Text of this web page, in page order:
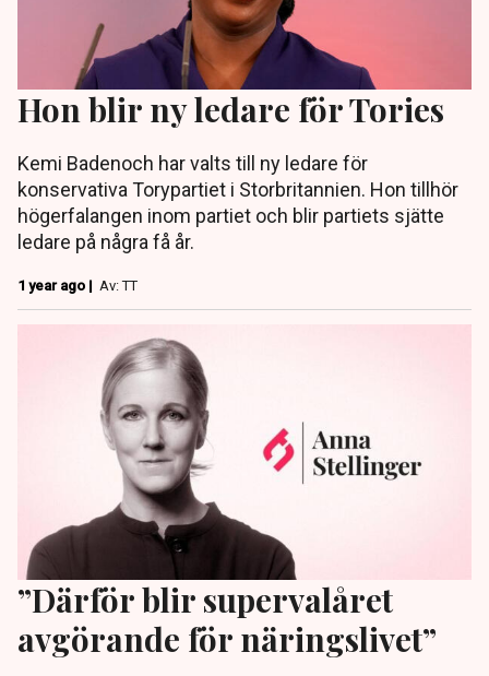
Hon blir ny ledare för Tories
Kemi Badenoch har valts till ny ledare för
konservativa Torypartiet i Storbritannien. Hon tillhör
högerfalangen inom partiet och blir partiets sjätte
ledare på några få år.
1 year ago | Av: TT
”Därför blir supervalåret
avgörande för näringslivet”